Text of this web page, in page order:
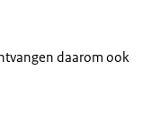
daarom ook